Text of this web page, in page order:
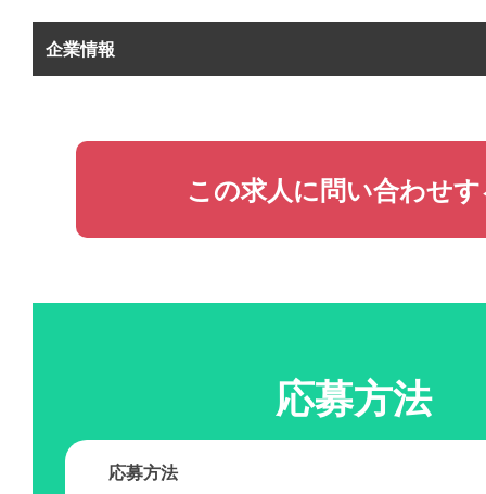
企業情報
この求人に問い合わせ
応募方法
応募方法